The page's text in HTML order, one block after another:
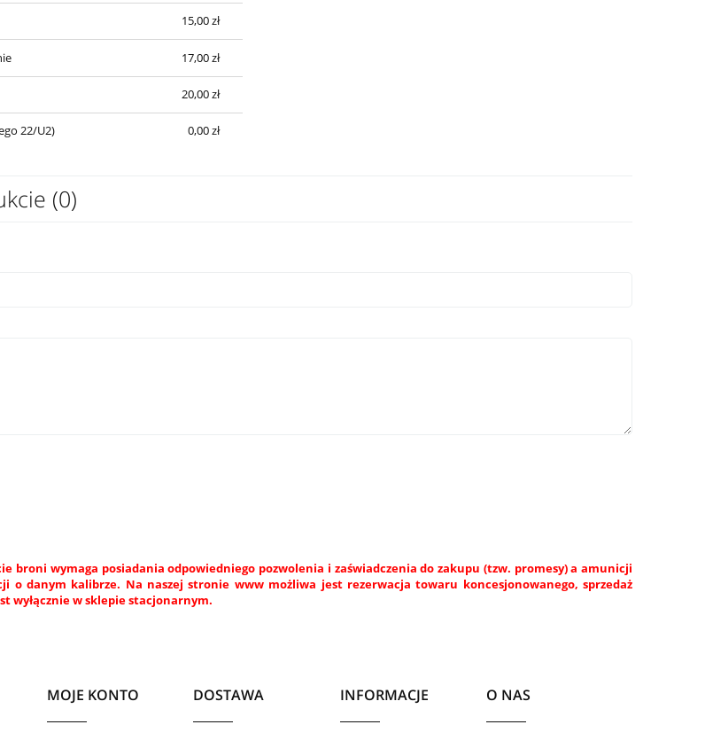
15,00 zł
17,00 zł
20,00 zł
22/U2) 0,00 zł
(0)
broni wymaga posiadania odpowiedniego pozwolenia i zaświadczenia do zakupu (tzw. promesy) a amunicji
o danym kalibrze. Na naszej stronie www możliwa jest rezerwacja towaru koncesjonowanego, sprzedaż
wyłącznie w sklepie stacjonarnym.
MOJE KONTO DOSTAWA INFORMACJE O NAS